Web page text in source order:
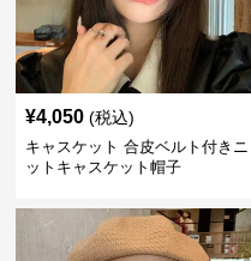
¥4,050 (税込)
キャスケット 合皮ベルト付きニ
ットキャスケット帽子